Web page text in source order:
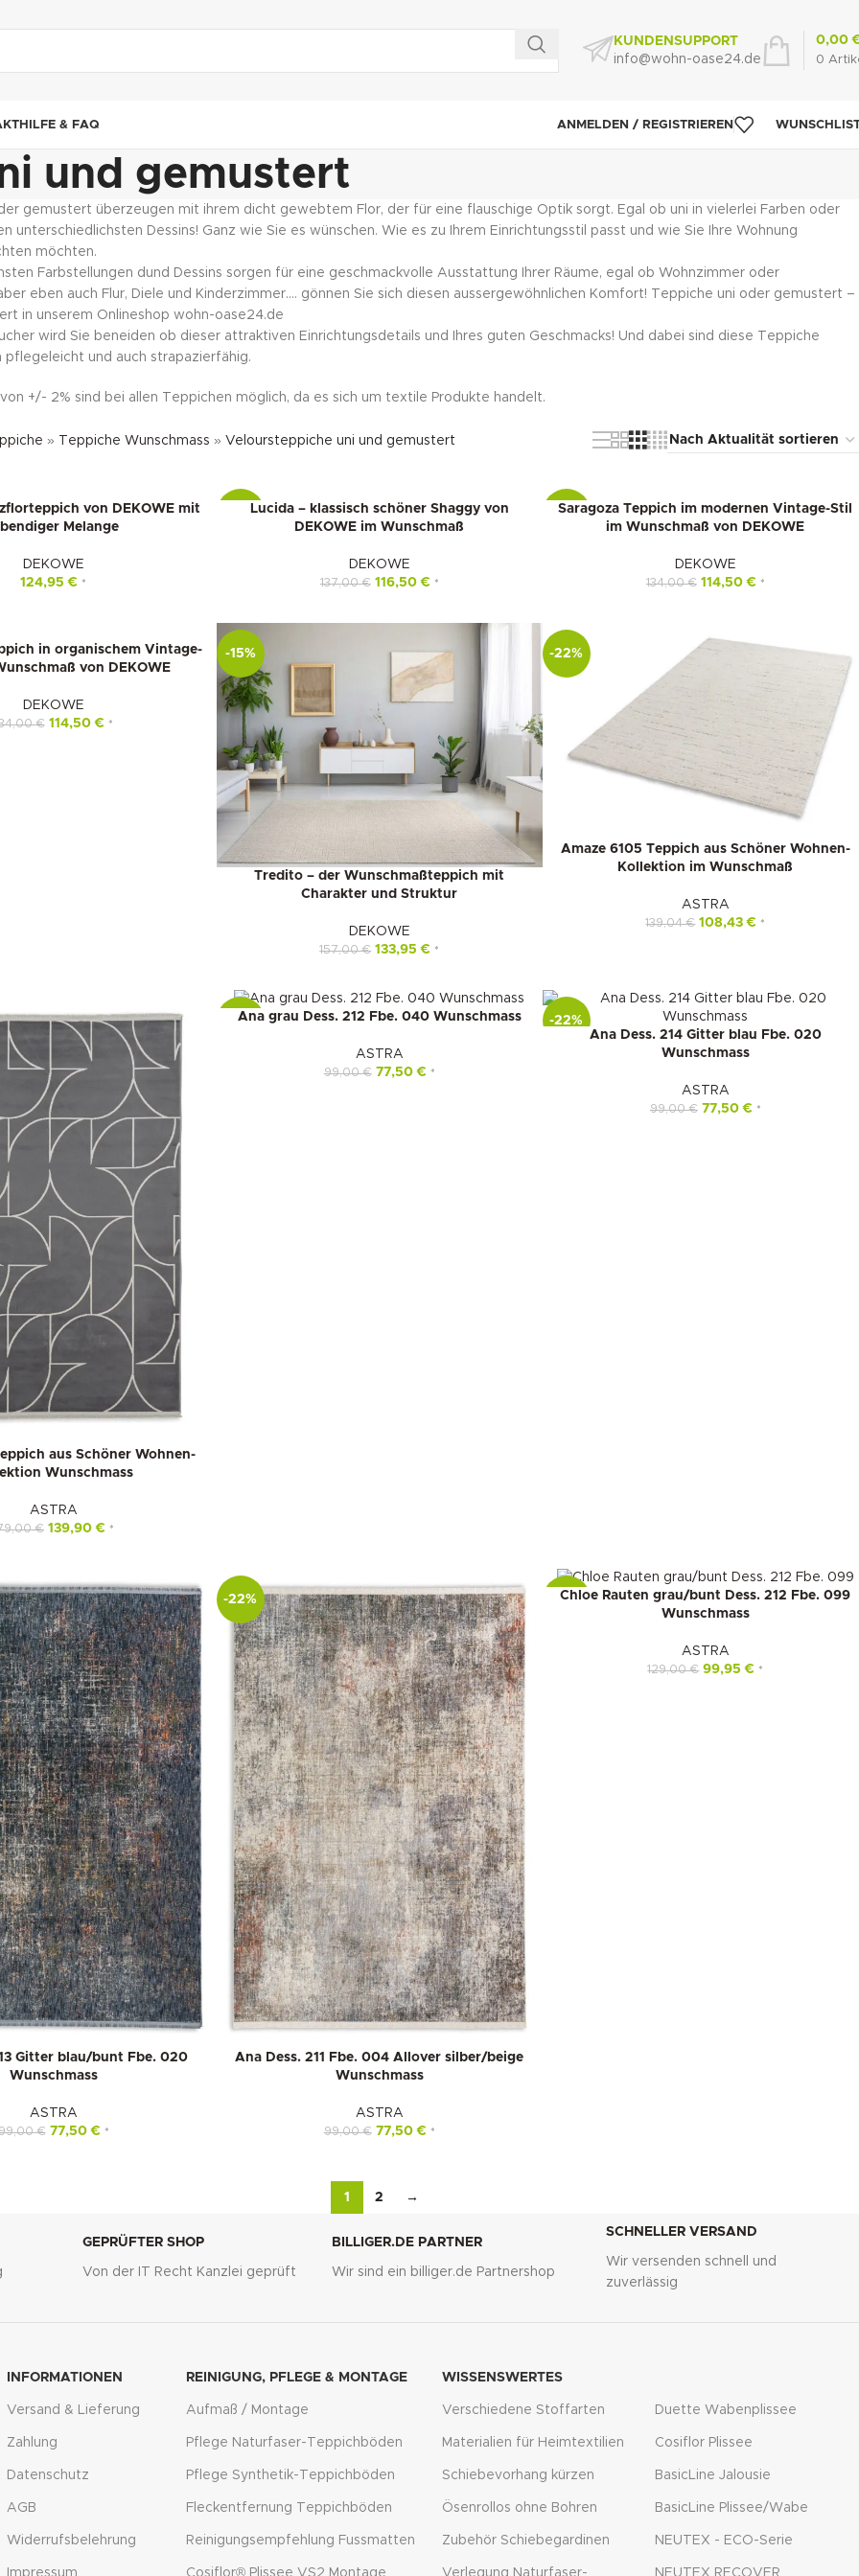
KUNDENSUPPORT
info@wohn-oase24.de
0
0,00
HILFE & FAQ ANMELDEN / REGISTRIEREN
und gemustert
gemustert überzeugen mit ihrem dicht gewebtem Flor, der für eine flauschige Optik sorgt. Egal ob uni in vielerlei Farben oder
unterschiedlichsten Dessins! Ganz wie Sie es wünschen. Wie es zu Ihrem Einrichtungsstil passt und wie Sie Ihre Wohnung
möchten.
Farbstellungen dund Dessins sorgen für eine geschmackvolle Ausstattung Ihrer Räume, egal ob Wohnzimmer oder
eben auch Flur, Diele und Kinderzimmer…. gönnen Sie sich diesen aussergewöhnlichen Komfort! Teppiche uni oder gemustert –
in unserem Onlineshop wohn-oase24.de
wird Sie beneiden ob dieser attraktiven Einrichtungsdetails und Ihres guten Geschmacks! Und dabei sind diese Teppiche
pflegeleicht und auch strapazierfähig.
+/- 2% sind bei allen Teppichen möglich, da es sich um textile Produkte handelt.
» Teppiche Wunschmass » Veloursteppiche uni und gemustert
von DEKOWE mit
Melange
DEKOWE
124,95€ *
-15%Lucida – klassisch schöner Shaggy von
DEKOWE im Wunschmaß
DEKOWE
137,00€ 116,50€ *
-15%
Saragoza Teppich im modernen Vintage-Stil
im Wunschmaß von DEKOWE
DEKOWE
134,00€ 114,50€ *
in organischem Vintage-
von DEKOWE
DEKOWE
€ 114,50€ *
-15%
Tredito – der Wunschmaßteppich mit
Charakter und Struktur
DEKOWE
157,00€ 133,95€ *
-22%
Amaze 6105 Teppich aus Schöner Wohnen-
Kollektion im Wunschmaß
ASTRA
139,04€ 108,43€ *
aus Schöner Wohnen-
Wunschmass
ASTRA
€ 139,90€ *
-22%
Ana grau Dess. 212 Fbe. 040 Wunschmass
ASTRA
99,00€ 77,50€ *
-22%
Ana Dess. 214 Gitter blau Fbe. 020
Wunschmass
ASTRA
99,00€ 77,50€ *
Gitter blau/bunt Fbe. 020
Wunschmass
ASTRA
€ 77,50€ *
-22%
Ana Dess. 211 Fbe. 004 Allover silber/beige
Wunschmass
ASTRA
99,00€ 77,50€ *
-23%
Chloe Rauten grau/bunt Dess. 212 Fbe. 099
Wunschmass
ASTRA
129,00€ 99,95€ *
1 2 →
GEPRÜFTER SHOP
Von der IT Recht Kanzlei geprüft
BILLIGER.DE PARTNER
Wir sind ein billiger.de Partnershop
SCHNELLER VERSAND
Wir versenden schnell und
zuverlässig
INFORMATIONEN
Versand & Lieferung
Zahlung
Datenschutz
AGB
Widerrufsbelehrung
REINIGUNG, PFLEGE & MONTAGE
Aufmaß / Montage
Pflege Naturfaser-Teppichböden
Pflege Synthetik-Teppichböden
Fleckentfernung Teppichböden
Reinigungsempfehlung Fussmatten
WISSENSWERTES
Verschiedene Stoffarten
Materialien für Heimtextilien
Schiebevorhang kürzen
Ösenrollos ohne Bohren
Zubehör Schiebegardinen
Duette Wabenplissee
Cosiflor Plissee
BasicLine Jalousie
BasicLine Plissee/Wabe
NEUTEX - ECO-Serie